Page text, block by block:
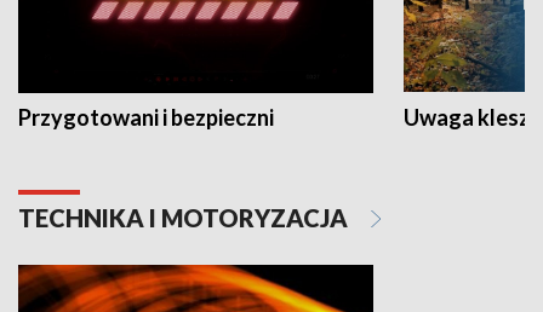
Przygotowani i bezpieczni Uwaga
TECHNIKA I MOTORYZACJA